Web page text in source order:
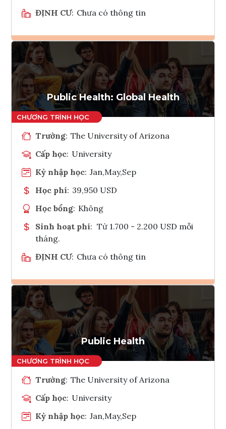
ĐỊNH CƯ: Chưa có thông tin
Ghi danh
Tham vấn Interlink
Public Health: Global Health
Trường: The University of Arizona
Cấp học: University
Kỳ nhập học: Jan,May,Sep
Học phí: 39,950 USD
Học bổng: Không
Sinh hoạt phí: Từ 1.700 - 2.200 USD mỗi
tháng.
ĐỊNH CƯ: Chưa có thông tin
Ghi danh
Tham vấn Interlink
Public Health
Trường: The University of Arizona
Cấp học: University
Kỳ nhập học: Jan,May,Sep